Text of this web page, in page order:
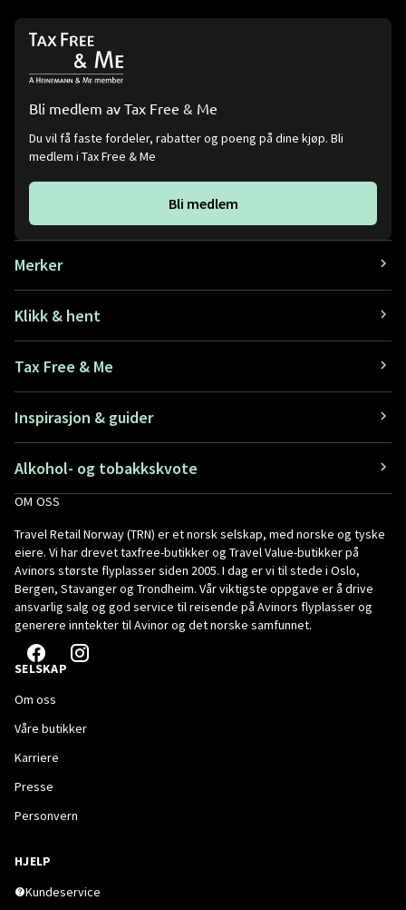
Bli medlem av Tax Free & Me
Du vil få faste fordeler, rabatter og poeng på dine kjøp. Bli
medlem i Tax Free & Me
Bli medlem
Merker
Klikk & hent
Tax Free & Me
Inspirasjon & guider
Alkohol- og tobakkskvote
OM OSS
Travel Retail Norway (TRN) er et norsk selskap, med norske og tyske
eiere. Vi har drevet taxfree-butikker og Travel Value-butikker på
Avinors største flyplasser siden 2005. I dag er vi til stede i Oslo,
Bergen, Stavanger og Trondheim. Vår viktigste oppgave er å drive
ansvarlig salg og god service til reisende på Avinors flyplasser og
generere inntekter til Avinor og det norske samfunnet.
SELSKAP
Om oss
Våre butikker
Karriere
Presse
Personvern
HJELP
Kundeservice